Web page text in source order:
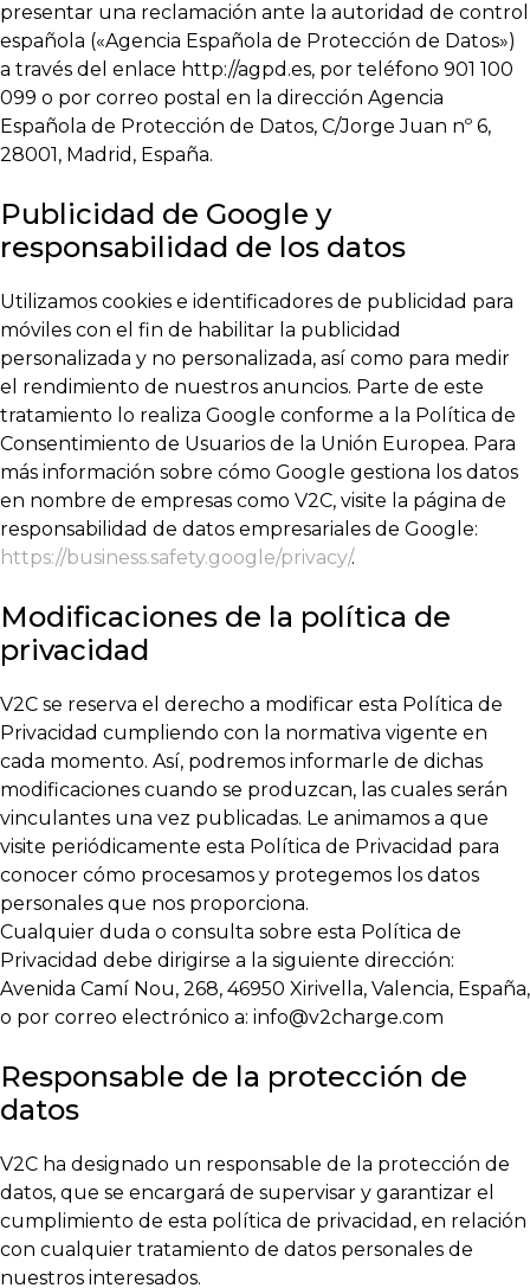
presentar una reclamación ante la autoridad de control
española («Agencia Española de Protección de Datos»)
a través del enlace http://agpd.es, por teléfono 901 100
099 o por correo postal en la dirección Agencia
Española de Protección de Datos, C/Jorge Juan nº 6,
28001, Madrid, España.
Publicidad de Google y
responsabilidad de los datos
Utilizamos cookies e identificadores de publicidad para
móviles con el fin de habilitar la publicidad
personalizada y no personalizada, así como para medir
el rendimiento de nuestros anuncios. Parte de este
tratamiento lo realiza Google conforme a la Política de
Consentimiento de Usuarios de la Unión Europea. Para
más información sobre cómo Google gestiona los datos
en nombre de empresas como V2C, visite la página de
responsabilidad de datos empresariales de Google:
https://business.safety.google/privacy/.
Modificaciones de la política de
privacidad
V2C se reserva el derecho a modificar esta Política de
Privacidad cumpliendo con la normativa vigente en
cada momento. Así, podremos informarle de dichas
modificaciones cuando se produzcan, las cuales serán
vinculantes una vez publicadas. Le animamos a que
visite periódicamente esta Política de Privacidad para
conocer cómo procesamos y protegemos los datos
personales que nos proporciona.
Cualquier duda o consulta sobre esta Política de
Privacidad debe dirigirse a la siguiente dirección:
Avenida Camí Nou, 268, 46950 Xirivella, Valencia, España,
o por correo electrónico a: info@v2charge.com
Responsable de la protección de
datos
V2C ha designado un responsable de la protección de
datos, que se encargará de supervisar y garantizar el
cumplimiento de esta política de privacidad, en relación
con cualquier tratamiento de datos personales de
nuestros interesados.